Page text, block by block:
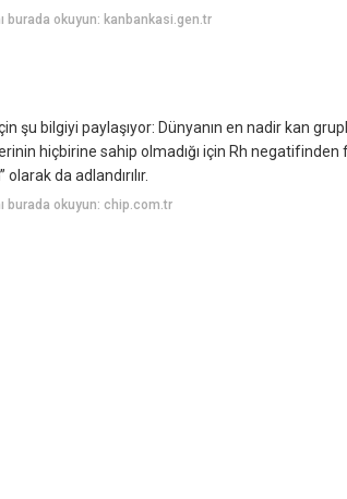
burada okuyun: kanbankasi.gen.tr
şu bilgiyi paylaşıyor: Dünyanın en nadir kan
hiçbirine sahip olmadığı için Rh negatifinden
da adlandırılır.
burada okuyun: chip.com.tr